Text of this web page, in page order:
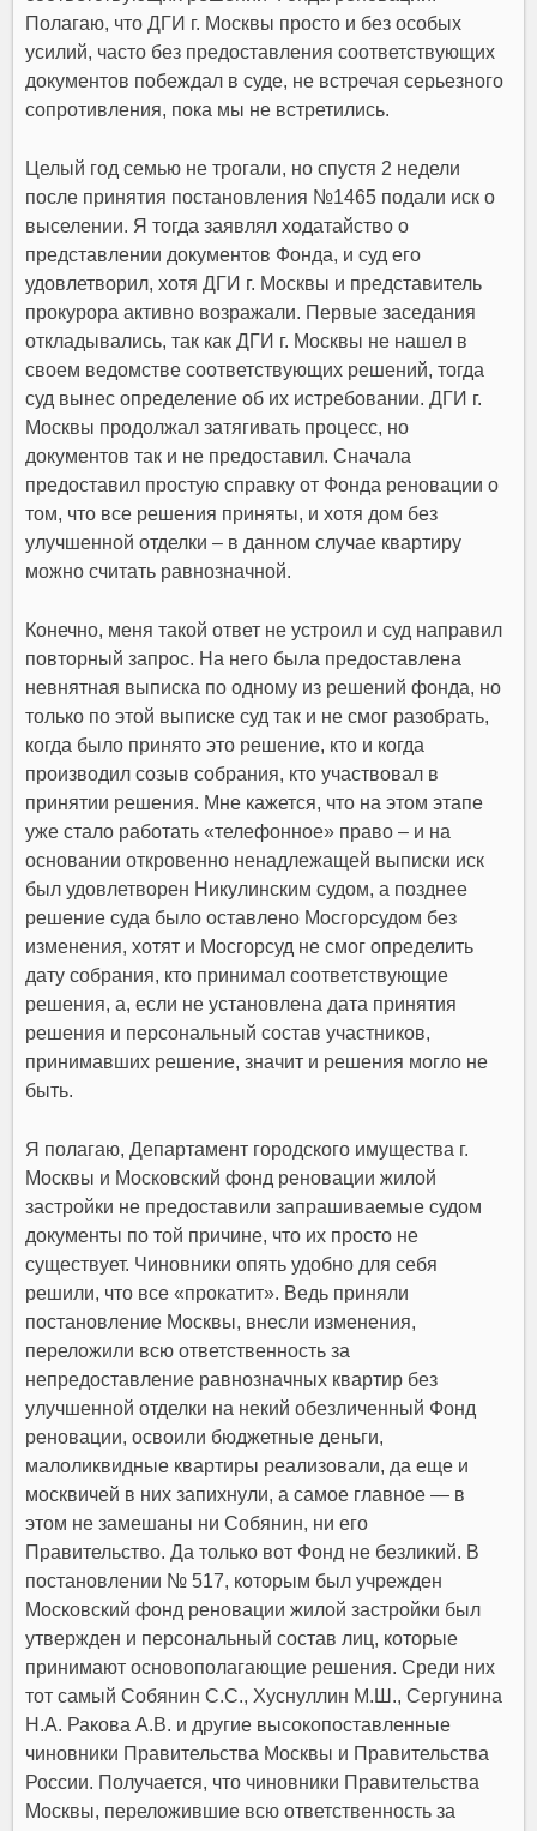
Полагаю, что ДГИ г. Москвы просто и без особых
усилий, часто без предоставления соответствующих
документов побеждал в суде, не встречая серьезного
сопротивления, пока мы не встретились.
Целый год семью не трогали, но спустя 2 недели
после принятия постановления №1465 подали иск о
выселении. Я тогда заявлял ходатайство о
представлении документов Фонда, и суд его
удовлетворил, хотя ДГИ г. Москвы и представитель
прокурора активно возражали. Первые заседания
откладывались, так как ДГИ г. Москвы не нашел в
своем ведомстве соответствующих решений, тогда
суд вынес определение об их истребовании. ДГИ г.
Москвы продолжал затягивать процесс, но
документов так и не предоставил. Сначала
предоставил простую справку от Фонда реновации о
том, что все решения приняты, и хотя дом без
улучшенной отделки – в данном случае квартиру
можно считать равнозначной.
Конечно, меня такой ответ не устроил и суд направил
повторный запрос. На него была предоставлена
невнятная выписка по одному из решений фонда, но
только по этой выписке суд так и не смог разобрать,
когда было принято это решение, кто и когда
производил созыв собрания, кто участвовал в
принятии решения. Мне кажется, что на этом этапе
уже стало работать «телефонное» право – и на
основании откровенно ненадлежащей выписки иск
был удовлетворен Никулинским судом, а позднее
решение суда было оставлено Мосгорсудом без
изменения, хотят и Мосгорсуд не смог определить
дату собрания, кто принимал соответствующие
решения, а, если не установлена дата принятия
решения и персональный состав участников,
принимавших решение, значит и решения могло не
быть.
Я полагаю,Департамент городского имущества г.
Москвы и Московский фонд реновации жилой
застройки не предоставили запрашиваемые судом
документы по той причине, что их просто не
существует. Чиновники опять удобно для себя
решили, что все «прокатит». Ведь приняли
постановление Москвы, внесли изменения,
переложили всю ответственность за
непредоставление равнозначных квартир без
улучшенной отделки на некий обезличенный Фонд
реновации, освоили бюджетные деньги,
малоликвидные квартиры реализовали, да еще и
москвичей в них запихнули, а самое главное — в
этом не замешаны ни Собянин, ни его
Правительство. Да только вот Фонд не безликий. В
постановлении № 517, которым был учрежден
Московский фонд реновации жилой застройки был
утвержден и персональный состав лиц, которые
принимают основополагающие решения. Среди них
тот самый Собянин С.С., Хуснуллин М.Ш., Сергунина
Н.А. Ракова А.В. и другие высокопоставленные
чиновники Правительства Москвы и Правительства
России. Получается, что чиновники Правительства
Москвы, переложившие всю ответственность за